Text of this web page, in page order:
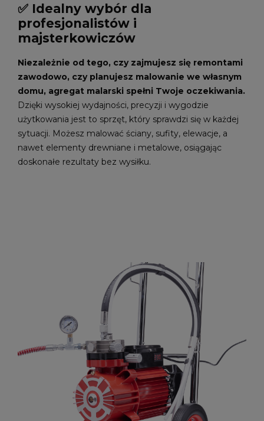
✅ Idealny wybór dla
profesjonalistów i
majsterkowiczów
Niezależnie od tego, czy zajmujesz się remontami
zawodowo, czy planujesz malowanie we własnym
domu, agregat malarski spełni Twoje oczekiwania.
Dzięki wysokiej wydajności, precyzji i wygodzie
użytkowania jest to sprzęt, który sprawdzi się w każdej
sytuacji. Możesz malować ściany, sufity, elewacje, a
nawet elementy drewniane i metalowe, osiągając
doskonałe rezultaty bez wysiłku.